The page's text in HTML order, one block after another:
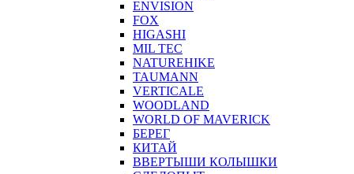
ENVISION
FOX
HIGASHI
MIL TEC
NATUREHIKE
TAUMANN
VERTICALE
WOODLAND
WORLD OF MAVERICK
БЕРЕГ
КИТАЙ
ВВЕРТЫШИ КОЛЫШКИ